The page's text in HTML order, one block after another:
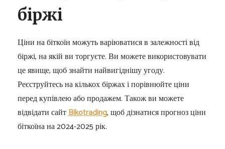
біржі
Ціни на біткоїн можуть варіюватися в залежності від
біржі, на якій ви торгуєте. Ви можете використовувати
це явище, щоб знайти найвигіднішу угоду.
Реєструйтесь на кількох біржах і порівнюйте ціни
перед купівлею або продажем. Також ви можете
відвідати сайтBikotrading, щоб дізнатися прогноз ціни
біткоїна на 2024-2025 рік.